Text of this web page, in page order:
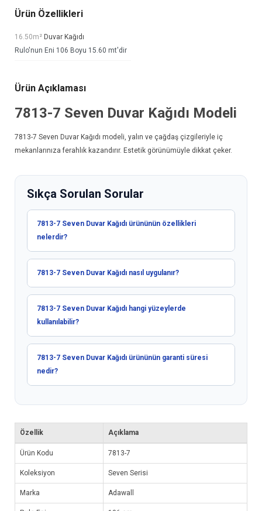
Ürün Özellikleri
16.50m² Duvar Kağıdı
Rulo'nun Eni 106 Boyu 15.60 mt'dir
Ürün Açıklaması
7813-7 Seven Duvar Kağıdı Modeli
7813-7 Seven Duvar Kağıdı modeli, yalın ve çağdaş çizgileriyle iç
mekanlarınıza ferahlık kazandırır. Estetik görünümüyle dikkat çeker.
Sıkça Sorulan Sorular
7813-7 Seven Duvar Kağıdı ürününün özellikleri
nelerdir?
7813-7 Seven Duvar Kağıdı nasıl uygulanır?
7813-7 Seven Duvar Kağıdı hangi yüzeylerde
kullanılabilir?
7813-7 Seven Duvar Kağıdı ürününün garanti süresi
nedir?
Özellik Açıklama
Ürün Kodu 7813-7
Koleksiyon Seven Serisi
Marka Adawall